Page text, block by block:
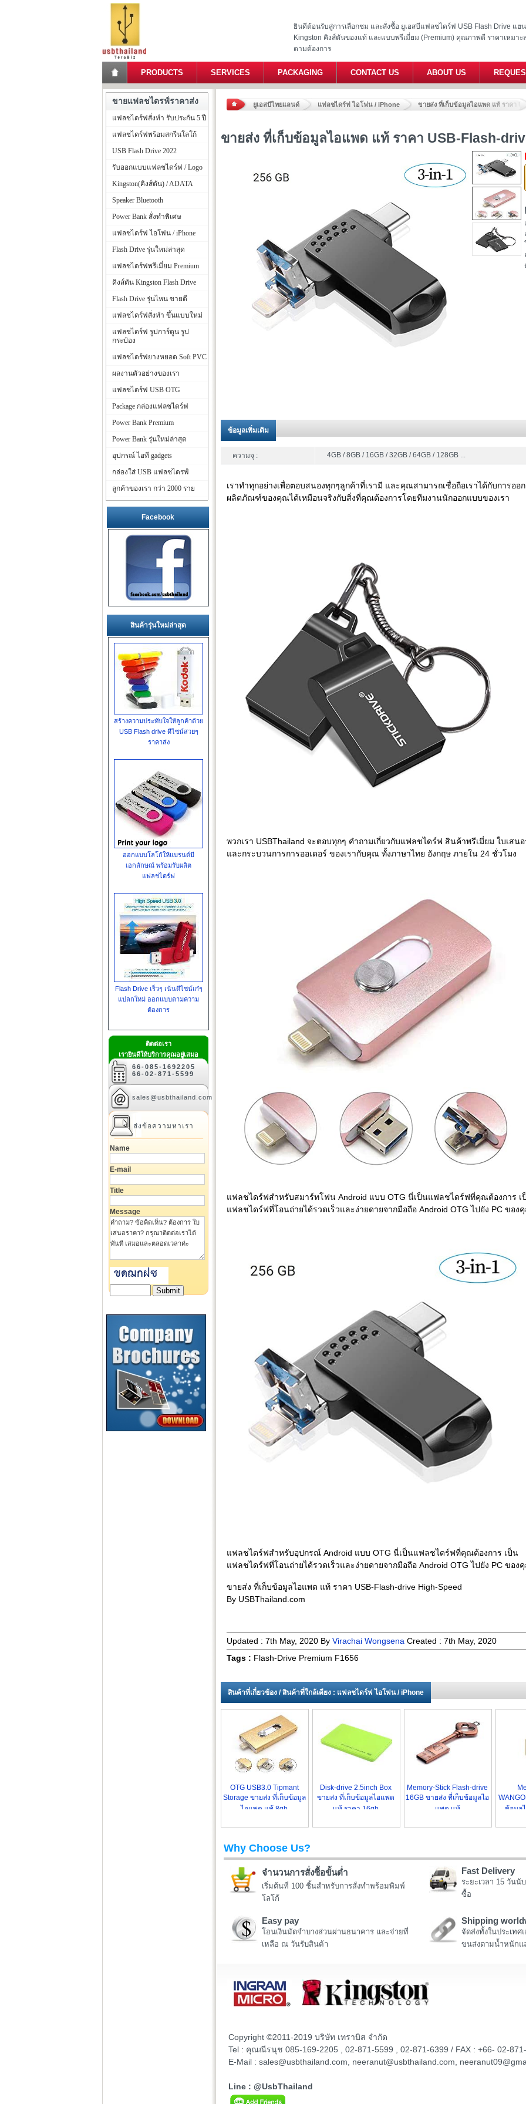
ยินดีต้อนรับสู่การเลือกชม และสั่งซื้อ ยูเอสบีแฟลชไดร์ฟ USB Flash Drive แฮ
Kingston คิงส์ตันของแท้ และแบบพรีเมี่ยม (Premium) คุณภาพดี ราคาเหมา
ตามต้องการ
PRODUCTS SERVICES PACKAGING CONTACT US ABOUT US
ยูเอสบีไทยแลนด์ แฟลชไดร์ฟ ไอโฟน / iPhone ขายส่ง ที่เก็บข้อมูลไอแพด แท้ ราคา
ขายส่ง ที่เก็บข้อมูลไอแพด แท้ ราคา USB-Flash-
ข้อมูลเพิ่มเติม
ความจุ : 4GB / 8GB / 16GB / 32GB / 64GB / 128GB ...
เราทำทุกอย่างเพื่อตอบสนองทุกๆลูกค้าที่เรามี และคุณสามารถเชื่อถือเราได้กับการออ
ผลิตภัณฑ์ของคุณได้เหมือนจริงกับสิ่งที่คุณต้องการโดยทีมงานนักออกแบบของเรา
พวกเรา USBThailand จะตอบทุกๆ คำถามเกี่ยวกับแฟลชไดร์ฟ สินค้าพรีเมี่ยม ใบเสน
และกระบวนการการออเดอร์ ของเรากับคุณ ทั้งภาษาไทย อังกฤษ ภายใน 24 ชั่วโมง
แฟลชไดร์ฟสำหรับสมาร์ทโฟน Android แบบ OTG นี่เป็นแฟลชไดร์ฟที่คุณต้องการ เ
แฟลชไดร์ฟที่โอนถ่ายได้รวดเร็วและง่ายดายจากมือถือ Android OTG ไปยัง PC ของ
แฟลชไดร์ฟสำหรับอุปกรณ์ Android แบบ OTG นี่เป็นแฟลชไดร์ฟที่คุณต้องการ เป็น
แฟลชไดร์ฟที่โอนถ่ายได้รวดเร็วและง่ายดายจากมือถือ Android OTG ไปยัง PC ของ
ขายส่ง ที่เก็บข้อมูลไอแพด แท้ ราคา USB-Flash-drive High-Speed
By USBThailand.com
Updated : 7th May, 2020 By Virachai Wongsena Created : 7th May, 2020
Tags : Flash-Drive Premium F1656
สินค้าที่เกี่ยวข้อง / สินค้าที่ใกล้เคียง : แฟลชไดร์ฟ ไอโฟน / iPhone
OTG USB3.0 Tipmant
Storage ขายส่ง ที่เก็บข้อมูล
ไอแพด แท้ 8gb
Disk-drive 2.5inch Box
ขายส่ง ที่เก็บข้อมูลไอแพด
แท้ ราคา 16gb
Memory-Stick Flash-drive
16GB ขายส่ง ที่เก็บข้อมูลไอ
แพด แท้
ข้อมูล
Why Choose Us?
จำนวนการสั่งซื้อขั้นต่ำ
เริ่มต้นที่ 100 ชิ้นสำหรับการสั่งทำพร้อมพิมพ์
โลโก้
Fast Delivery
ระยะเวลา 15 วัน
ซื้อ
Easy pay
โอนเงินมัดจำบางส่วนผ่านธนาคาร และจ่ายที่
เหลือ ณ วันรับสินค้า
Shipping
จัดส่งทั้งในประเทศ
ขนส่งตามน้ำหนักแ
Copyright ©2011-2019 บริษัท เทราบิส จำกัด
Tel : คุณณีรนุช 085-169-2205 , 02-871-5599 , 02-871-6399 / FAX : +66- 02-
E-Mail : sales@usbthailand.com, neeranut@usbthailand.com,
Line : @UsbThailand
ขายแฟลชไดรฟ์ราคาส่ง
แฟลชไดร์ฟสั่งทำ รับประกัน 5 ปี
แฟลชไดร์ฟพร้อมสกรีนโลโก้
USB Flash Drive 2022
รับออกแบบแฟลชไดร์ฟ / Logo
Kingston(คิงส์ตัน) / ADATA
Speaker Bluetooth
Power Bank สั่งทำพิเศษ
แฟลชไดร์ฟ ไอโฟน / iPhone
Flash Drive รุ่นใหม่ล่าสุด
แฟลชไดร์ฟพรีเมี่ยม Premium
คิงส์ตัน Kingston Flash Drive
Flash Drive รุ่นไหน ขายดี
แฟลชไดร์ฟสั่งทำ ขึ้นแบบใหม่
แฟลชไดร์ฟ รูปการ์ตูน รูป
กระป๋อง
แฟลชไดร์ฟยางหยอด Soft PVC
ผลงานตัวอย่างของเรา
แฟลชไดร์ฟ USB OTG
Package กล่องแฟลชไดร์ฟ
Power Bank Premium
Power Bank รุ่นใหม่ล่าสุด
อุปกรณ์ ไอที gadgets
กล่องใส่ USB แฟลชไดรฟ์
ลูกค้าของเรา กว่า 2000 ราย
Facebook
สินค้ารุ่นใหม่ล่าสุด
สร้างความประทับใจให้ลูกค้าด้วย
USB Flash drive ดีไซน์สวยๆ
ราคาส่ง
ออกแบบโลโก้ให้แบรนด์มี
เอกลักษณ์ พร้อมรับผลิต
แฟลชไดร์ฟ
Flash Drive เร็วๆ เน้นดีไซน์เก๋ๆ
แปลกใหม่ ออกแบบตามความ
ต้องการ
ติดต่อเรา
เรายินดีให้บริการคุณอยู่เสมอ
66-085-1692205
66-02-871-5599
sales@usbthailand.com
ส่งข้อความหาเรา
Name
E-mail
Title
Message